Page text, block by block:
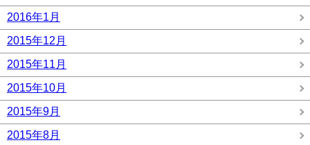
2016年1月
2015年12月
2015年11月
2015年10月
2015年9月
2015年8月